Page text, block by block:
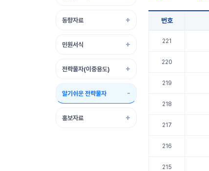
동향자료
민원서식
전략물자(이중용도)
알기쉬운 전략물자
홍보자료
번호
221
220
219
218
217
216
215